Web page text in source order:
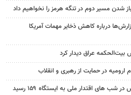
شدن مسیر دوم در تنگه هرمز را نخواهیم داد
درباره کاهش ذخایر مهمات آمریکا
بیت‌الحکمه عراق دیدار کرد
ارومیه در حمایت از رهبری و انقلاب
های اقتدار ملی به ایستگاه ۱۵۹ رسید